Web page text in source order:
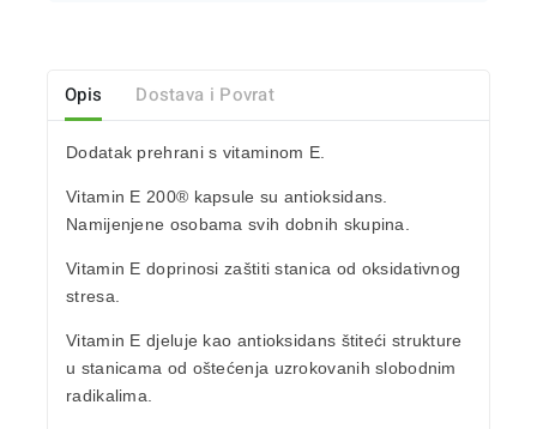
Opis Dostava i Povrat
Dodatak prehrani s vitaminom E.
Vitamin E 200® kapsule su antioksidans.
Namijenjene osobama svih dobnih skupina.
Vitamin E doprinosi zaštiti stanica od oksidativnog
stresa.
Vitamin E djeluje kao antioksidans štiteći strukture
u stanicama od oštećenja uzrokovanih slobodnim
radikalima.